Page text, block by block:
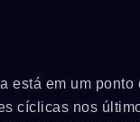
em um
cíclicas nos